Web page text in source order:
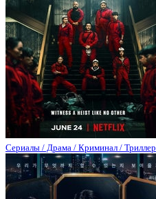
Сериалы / Драма / Криминал / Триллер